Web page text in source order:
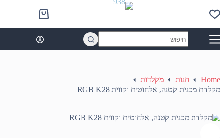
to
content
Shopping
cart
results
Home חנות
מקלדות
מקלדת מכנית קטנה, אלחוטית וקווית RGB K28